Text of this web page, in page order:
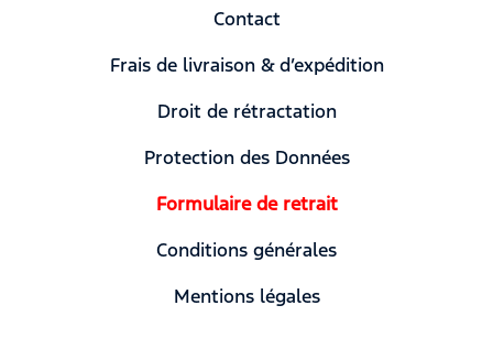
Contact
Frais de livraison & d’expédition
Droit de rétractation
Protection des Données
Formulaire de retrait
Conditions générales
Mentions légales